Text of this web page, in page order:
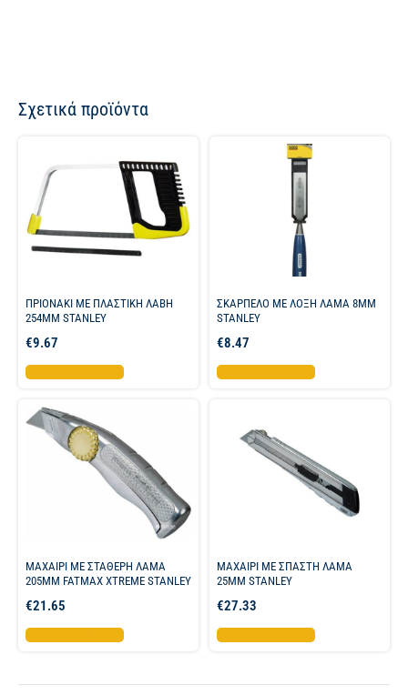
Σχετικά προϊόντα
ΠΡΙΟΝΑΚΙ ΜΕ ΠΛΑΣΤΙΚΗ ΛΑΒΗ
254ΜΜ STANLEY
€9.67
Προσθήκη στο καλάθι
ΣΚΑΡΠΕΛΟ ΜΕ ΛΟΞΗ ΛΑΜΑ 8MM
STANLEY
€8.47
Προσθήκη στο καλάθι
ΜΑΧΑΙΡΙ ΜΕ ΣΤΑΘΕΡΗ ΛΑΜΑ
205ΜΜ FATMAX XTREME STANLEY
€21.65
Προσθήκη στο καλάθι
ΜΑΧΑΙΡΙ ΜΕ ΣΠΑΣΤΗ ΛΑΜΑ
25MM STANLEY
€27.33
Προσθήκη στο καλάθι